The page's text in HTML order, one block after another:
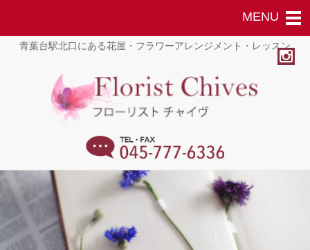
青葉台駅北口にある花屋・フラワーアレンジメント・レッスン